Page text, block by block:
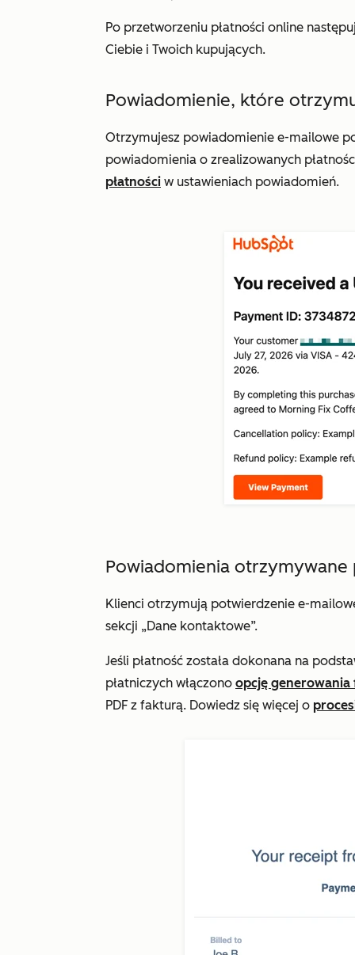
Po przetworzeniu płatności online
Ciebie i Twoich kupujących.
Powiadomienie, które
Otrzymujesz powiadomienie e-mailowe
powiadomienia o zrealizowanych
płatności w ustawieniach powiadomień.
Powiadomienia otrzymywane
Klienci otrzymują potwierdzenie e-
sekcji „Dane kontaktowe”.
Jeśli płatność została dokonana na
płatniczych włączono opcję
PDF z fakturą. Dowiedz się więcej o